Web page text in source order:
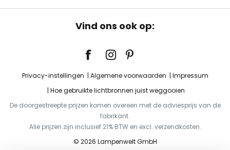
Vind ons ook op:
Privacy-instellingen Algemene voorwaarden
Impressum
Hoe gebruikte lichtbronnen juist weggooien
De doorgestreepte prijzen komen overeen met de adviesprijs van de
fabrikant.
Alle prijzen zijn inclusief 21% BTW en excl. verzendkosten.
© 2026 Lampenwelt GmbH